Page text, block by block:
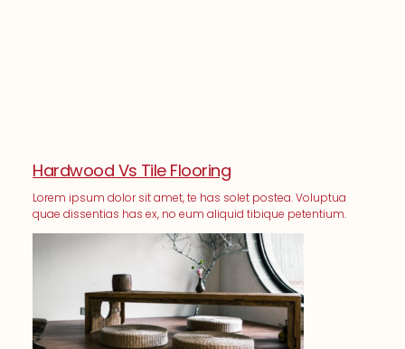
Hardwood Vs Tile Flooring
Lorem ipsum dolor sit amet, te has solet postea. Voluptua
quae dissentias has ex, no eum aliquid tibique petentium.